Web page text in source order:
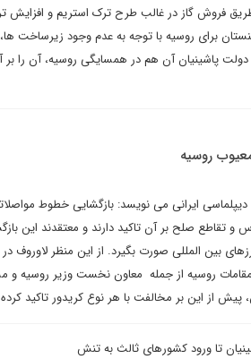
فروش گاز در غالب طرح ترک استریم و افزایش
برای روسیه با توجه به عدم وجود زیرساخت ها،
دولت پاشینیان آن هم در همسایگی روسیه، آن را
روسیه
دیپلماسی ایرانی می نویسد: بازگشایی خطوط
و تقاطع صلح بر آن تاکید دارند و معتقدند این
بین المللی صورت بگیرد. از این منظر لاوروف در
روسیه از جمله معاون نخست وزیر روسیه و
پیش از این بر مخالفت با هر نوع کریدور تاکید کرده
تا ورود کشورهای ثالث به تنش